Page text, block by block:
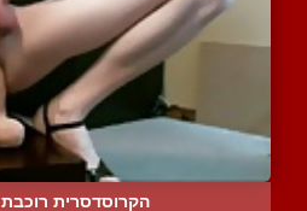
הקרוסדסרית